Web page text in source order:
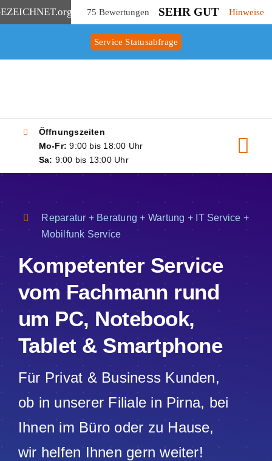
.org 75 Bewertungen SEHR GUT
Hinweise
Service Statusabfrage
Start
Unternehmen
Reparatur &
Webdesign
Kontakt
Öffnungszeiten
Mo-Fr:9:00 bis 18:00 Uhr
Sa: 9:00 bis 13:00 Uhr
Reparatur + Beratung + Wartung + IT Service +
Mobilfunk Service
Kompetenter Service
vom Fachmann rund
um PC, Notebook,
Tablet & Smartphone
Für Privat & Business Kunden,
ob in unserer Filiale in Pirna, bei
Ihnen im Büro oder zu Hause,
wir helfen Ihnen gern weiter!